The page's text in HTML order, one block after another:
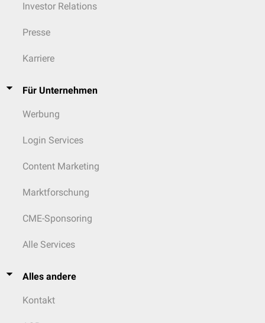
Investor Relations
Presse
Karriere
Für Unternehmen
Werbung
Login Services
Content Marketing
Marktforschung
CME-Sponsoring
Alle Services
Alles andere
Kontakt